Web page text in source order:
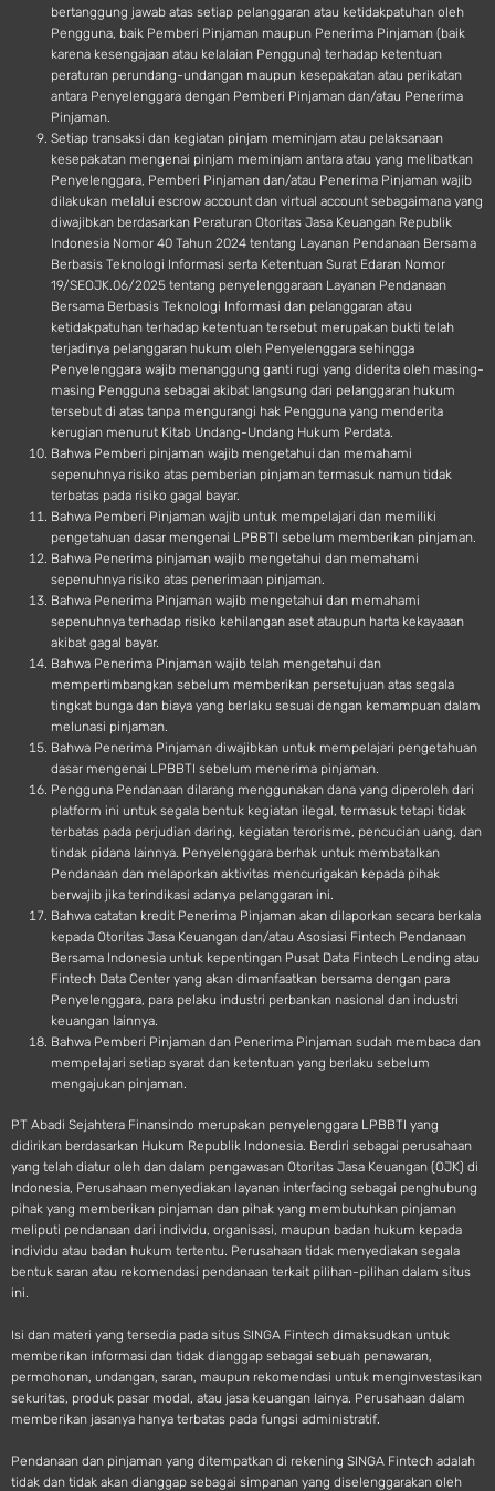
bertanggung jawab atas setiap pelanggaran atau ketidakpatuhan oleh
Pengguna, baik Pemberi Pinjaman maupun Penerima Pinjaman (baik
karena kesengajaan atau kelalaian Pengguna) terhadap ketentuan
peraturan perundang-undangan maupun kesepakatan atau perikatan
antara Penyelenggara dengan Pemberi Pinjaman dan/atau Penerima
Pinjaman.
Setiap transaksi dan kegiatan pinjam meminjam atau pelaksanaan
kesepakatan mengenai pinjam meminjam antara atau yang melibatkan
Penyelenggara, Pemberi Pinjaman dan/atau Penerima Pinjaman wajib
dilakukan melalui escrow account dan virtual account sebagaimana yang
diwajibkan berdasarkan Peraturan Otoritas Jasa Keuangan Republik
Indonesia Nomor 40 Tahun 2024 tentang Layanan Pendanaan Bersama
Berbasis Teknologi Informasi serta Ketentuan Surat Edaran Nomor
19/SEOJK.06/2025 tentang penyelenggaraan Layanan Pendanaan
Bersama Berbasis Teknologi Informasi dan pelanggaran atau
ketidakpatuhan terhadap ketentuan tersebut merupakan bukti telah
terjadinya pelanggaran hukum oleh Penyelenggara sehingga
Penyelenggara wajib menanggung ganti rugi yang diderita oleh masing-
masing Pengguna sebagai akibat langsung dari pelanggaran hukum
tersebut di atas tanpa mengurangi hak Pengguna yang menderita
kerugian menurut Kitab Undang-Undang Hukum Perdata.
Bahwa Pemberi pinjaman wajib mengetahui dan memahami
sepenuhnya risiko atas pemberian pinjaman termasuk namun tidak
terbatas pada risiko gagal bayar.
Bahwa Pemberi Pinjaman wajib untuk mempelajari dan memiliki
pengetahuan dasar mengenai LPBBTI sebelum memberikan pinjaman.
Bahwa Penerima pinjaman wajib mengetahui dan memahami
sepenuhnya risiko atas penerimaan pinjaman.
Bahwa Penerima Pinjaman wajib mengetahui dan memahami
sepenuhnya terhadap risiko kehilangan aset ataupun harta kekayaaan
akibat gagal bayar.
Bahwa Penerima Pinjaman wajib telah mengetahui dan
mempertimbangkan sebelum memberikan persetujuan atas segala
tingkat bunga dan biaya yang berlaku sesuai dengan kemampuan dalam
melunasi pinjaman.
Bahwa Penerima Pinjaman diwajibkan untuk mempelajari pengetahuan
dasar mengenai LPBBTI sebelum menerima pinjaman.
Pengguna Pendanaan dilarang menggunakan dana yang diperoleh dari
platform ini untuk segala bentuk kegiatan ilegal, termasuk tetapi tidak
terbatas pada perjudian daring, kegiatan terorisme, pencucian uang, dan
tindak pidana lainnya. Penyelenggara berhak untuk membatalkan
Pendanaan dan melaporkan aktivitas mencurigakan kepada pihak
berwajib jika terindikasi adanya pelanggaran ini.
Bahwa catatan kredit Penerima Pinjaman akan dilaporkan secara berkala
kepada Otoritas Jasa Keuangan dan/atau Asosiasi Fintech Pendanaan
Bersama Indonesia untuk kepentingan Pusat Data Fintech Lending atau
Fintech Data Center yang akan dimanfaatkan bersama dengan para
Penyelenggara, para pelaku industri perbankan nasional dan industri
keuangan lainnya.
Bahwa Pemberi Pinjaman dan Penerima Pinjaman sudah membaca dan
mempelajari setiap syarat dan ketentuan yang berlaku sebelum
mengajukan pinjaman.
PT Abadi Sejahtera Finansindo merupakan penyelenggara LPBBTI yang
didirikan berdasarkan Hukum Republik Indonesia. Berdiri sebagai perusahaan
yang telah diatur oleh dan dalam pengawasan Otoritas Jasa Keuangan (OJK) di
Indonesia, Perusahaan menyediakan layanan interfacing sebagai penghubung
pihak yang memberikan pinjaman dan pihak yang membutuhkan pinjaman
meliputi pendanaan dari individu, organisasi, maupun badan hukum kepada
individu atau badan hukum tertentu. Perusahaan tidak menyediakan segala
bentuk saran atau rekomendasi pendanaan terkait pilihan-pilihan dalam situs
ini.
Isi dan materi yang tersedia pada situs SINGA Fintech dimaksudkan untuk
memberikan informasi dan tidak dianggap sebagai sebuah penawaran,
permohonan, undangan, saran, maupun rekomendasi untuk menginvestasikan
sekuritas, produk pasar modal, atau jasa keuangan lainya. Perusahaan dalam
memberikan jasanya hanya terbatas pada fungsi administratif.
Pendanaan dan pinjaman yang ditempatkan di rekening SINGA Fintech adalah
tidak dan tidak akan dianggap sebagai simpanan yang diselenggarakan oleh